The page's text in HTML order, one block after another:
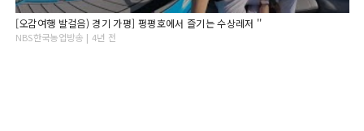
[오감여행 발걸음) 경기 가평] 펑평호에서 즐기는 수상레저 ''
NBS한국농업방송 | 4년 전